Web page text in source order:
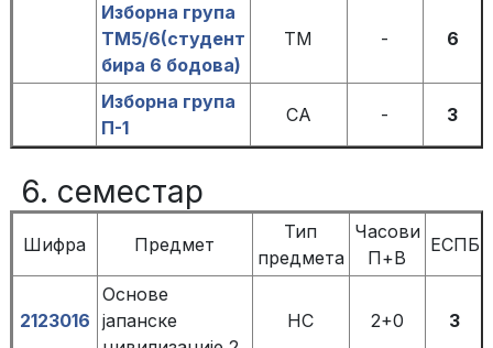
Изборна група
ТМ5/6(студент
бира 6 бодова)
ТМ - 6
Изборна група
П-1
СА - 3
6. семестар
Шифра Предмет
Тип
предмета
Часови
П+В
ЕСПБ
2123016
Основе
јапанске
НС 2+0 3